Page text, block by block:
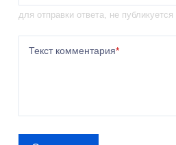
для отправки ответа, не публикуется
Текст комментария*